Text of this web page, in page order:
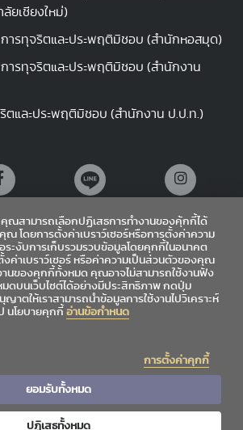
ลัยเชียงใหม่)
การทุจริตและประพฤติมิชอบ (สำนักหอสมุด)
การทุจริตและประพฤติมิชอบ (สำนักงาน
ริตและประพฤติมิชอบ (สำนักงาน ป.ป.ท.)
ยการ
เข้าสู่ระบบ
อเสนอแนะ | สถิติผู้เข้าชม | 4,871,995
Mai University Library. All rights reserved
คุณสามารถเลือกปฏิเสธการทำงานของคุ้กกี้ได้
โดยการตั้งค่าเบราว์เซอร์หรือการตั้งค่าความ
ะงับการเก็บรวมรวบข้อมูลโดยคุกกี้ในอนาคต
ค่าเบราว์เซอร์ หรือค่าความเป็นส่วนตัวของคุณ
านของคุกกี้ทั้งหมด คุณอาจไม่สามารถใช้งานฟัง
ดบนเว็บไซต์ได้อย่างมีประสิทธิภาพ กดปุ่ม
าตให้เราสามารถนำข้อมูลการใช้งานไปวิเคราะห์
นโยบายคุกกี้อ่านข้อกำหนด
การตั้งค่าคุกกี้
ยอมรับทั้งหมด
ปฏิเสธทั้งหมด